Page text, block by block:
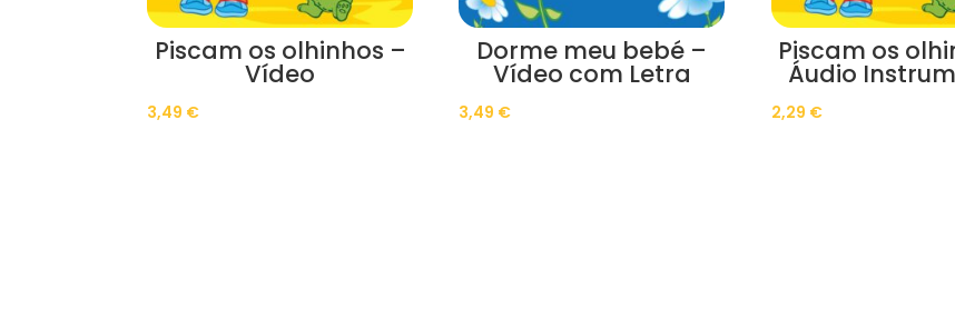
Piscam os olhinhos –
Vídeo
3,49 €
Dorme meu bebé –
Vídeo com Letra
3,49 €
Piscam os
Áudio
2,29 €